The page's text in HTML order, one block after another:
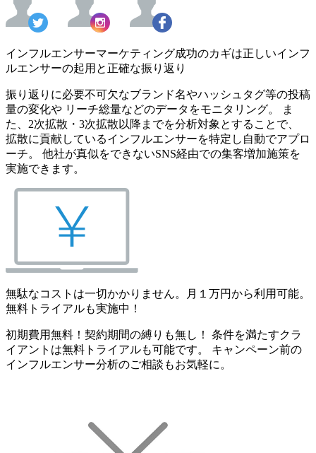
インフルエンサーマーケティング成功のカギは正しいインフ
ルエンサーの起用と正確な振り返り
振り返りに必要不可欠なブランド名やハッシュタグ等の投稿
量の変化や リーチ総量などのデータをモニタリング。 ま
た、2次拡散・3次拡散以降までを分析対象とすることで、
拡散に貢献しているインフルエンサーを特定し自動でアプロ
ーチ。 他社が真似をできないSNS経由での集客増加施策を
実施できます。
無駄なコストは一切かかりません。月１万円から利用可能。
無料トライアルも実施中！
初期費用無料！契約期間の縛りも無し！ 条件を満たすクラ
イアントは無料トライアルも可能です。 キャンペーン前の
インフルエンサー分析のご相談もお気軽に。